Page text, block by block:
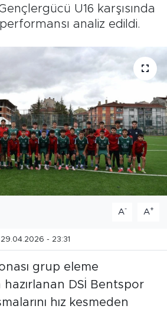
U16 karşısında
analiz edildi.
A- A+
29.04.2026 - 23:31
grup eleme
hazırlanan DSİ Bentspor
hız kesmeden